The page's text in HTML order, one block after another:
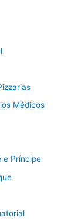
Médicos
e Príncipe